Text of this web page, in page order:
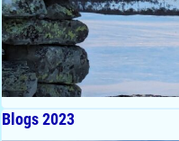
Blogs 2023